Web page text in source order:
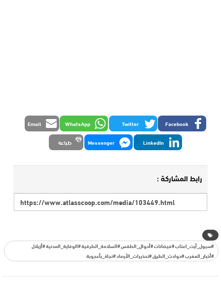
Facebook
Twitter
WhatsApp
Email
LinkedIn
Messenger طباعة
رابط المشاركة :
#سيول_أيت_اعتاب #فيضانات #أحوال_الطقس #السلامة_الطرقية #الوقاية_المدنية #أزيلال
#أخبار_المغرب #حوادث_الطرق #تحذيرات_الأرصاد #نجاة_بأعجوبة